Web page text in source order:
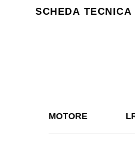
SCHEDA TECNICA
MOTORE